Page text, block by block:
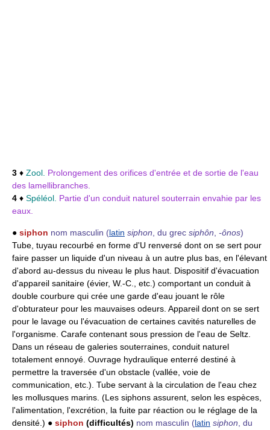
3 ♦ Zool. Prolongement des orifices d'entrée et de sortie de l'eau
des lamellibranches.
4 ♦ Spéléol. Partie d'un conduit naturel souterrain envahie par les
eaux.
● siphon nom masculin (latin siphon , du grec siphôn -ônos)
Tube, tuyau recourbé en forme d'U renversé dont on se sert pour
faire passer un liquide d'un niveau à un autre plus bas, en l'élevant
d'abord au-dessus du niveau le plus haut. Dispositif d'évacuation
d'appareil sanitaire (évier, W.-C., etc.) comportant un conduit à
double courbure qui crée une garde d'eau jouant le rôle
d'obturateur pour les mauvaises odeurs. Appareil dont on se sert
pour le lavage ou l'évacuation de certaines cavités naturelles de
l'organisme. Carafe contenant sous pression de l'eau de Seltz.
Dans un réseau de galeries souterraines, conduit naturel
totalement ennoyé. Ouvrage hydraulique enterré destiné à
permettre la traversée d'un obstacle (vallée, voie de
communication, etc.). Tube servant à la circulation de l'eau chez
les mollusques marins. (Les siphons assurent, selon les espèces,
l'alimentation, l'excrétion, la fuite par réaction ou le réglage de la
densité.) ● siphon (difficultés) nom masculin (latin siphon , du